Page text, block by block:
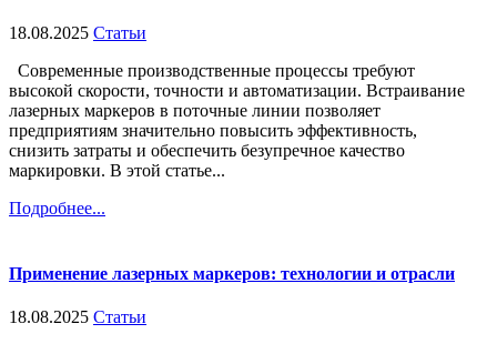
18.08.2025 Статьи
Современные производственные процессы требуют
высокой скорости, точности и автоматизации. Встраивание
лазерных маркеров в поточные линии позволяет
предприятиям значительно повысить эффективность,
снизить затраты и обеспечить безупречное качество
маркировки. В этой статье...
Подробнее...
Применение лазерных маркеров: технологии и отрасли
18.08.2025 Статьи